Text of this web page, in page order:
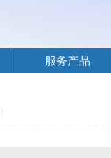
服务产品